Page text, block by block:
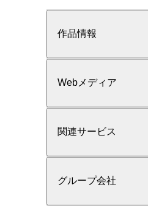
作品情報
Webメディア
関連サービス
グループ会社